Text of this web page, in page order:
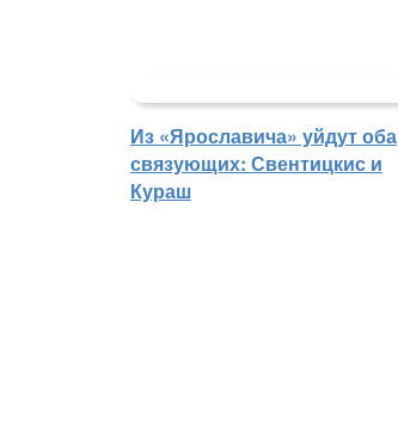
Из «Ярославича» уйдут оба
связующих: Свентицкис и
Кураш